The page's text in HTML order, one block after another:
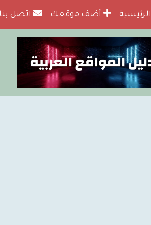
الرئيسية أضف موقعك اتصل بنا